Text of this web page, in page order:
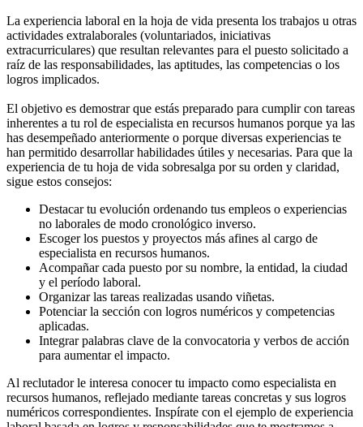
La experiencia laboral en la hoja de vida presenta los trabajos u otras
actividades extralaborales (voluntariados, iniciativas
extracurriculares) que resultan relevantes para el puesto solicitado a
raíz de las responsabilidades, las aptitudes, las competencias o los
logros implicados.
El objetivo es demostrar que estás preparado para cumplir con tareas
inherentes a tu rol de especialista en recursos humanos porque ya las
has desempeñado anteriormente o porque diversas experiencias te
han permitido desarrollar habilidades útiles y necesarias. Para que la
experiencia de tu hoja de vida sobresalga por su orden y claridad,
sigue estos consejos:
Destacar tu evolución ordenando tus empleos o experiencias
no laborales de modo cronológico inverso.
Escoger los puestos y proyectos más afines al cargo de
especialista en recursos humanos.
Acompañar cada puesto por su nombre, la entidad, la ciudad
y el período laboral.
Organizar las tareas realizadas usando viñetas.
Potenciar la sección con logros numéricos y competencias
aplicadas.
Integrar palabras clave de la convocatoria y verbos de acción
para aumentar el impacto.
Al reclutador le interesa conocer tu impacto como especialista en
recursos humanos, reflejado mediante tareas concretas y sus logros
numéricos correspondientes. Inspírate con el ejemplo de experiencia